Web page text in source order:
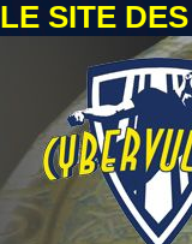
LE SITE